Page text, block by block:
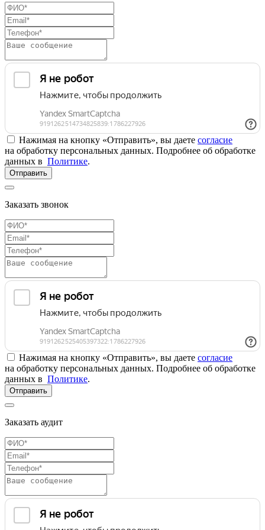
Нажимая на кнопку «Отправить», вы даете согласие
на обработку персональных данных. Подробнее об обработке
данных в Политике.
Отправить
Заказать звонок
Нажимая на кнопку «Отправить», вы даете согласие
на обработку персональных данных. Подробнее об обработке
данных в Политике.
Отправить
Заказать аудит